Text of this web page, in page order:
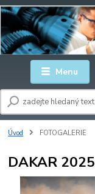
Menu
Úvod FOTOGALERIE
DAKAR 2025